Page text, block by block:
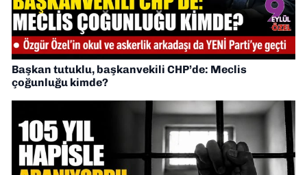
Başkan tutuklu, başkanvekili CHP’de: Meclis
çoğunluğu kimde?